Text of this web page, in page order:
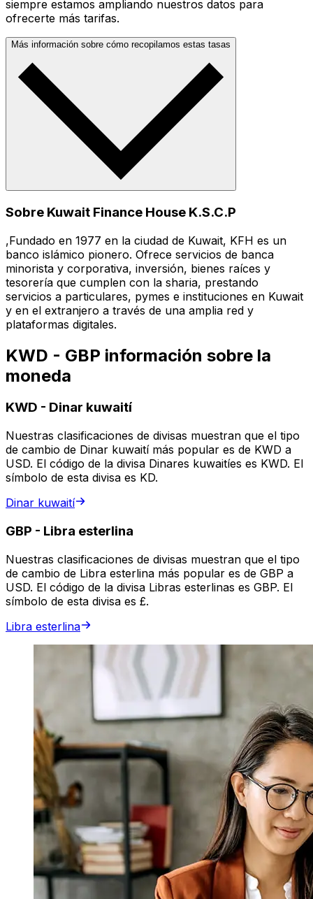
siempre estamos ampliando nuestros datos para
ofrecerte más tarifas.
Más información sobre cómo recopilamos estas tasas
Sobre Kuwait Finance House K.S.C.P
,Fundado en 1977 en la ciudad de Kuwait, KFH es un
banco islámico pionero. Ofrece servicios de banca
minorista y corporativa, inversión, bienes raíces y
tesorería que cumplen con la sharia, prestando
servicios a particulares, pymes e instituciones en Kuwait
y en el extranjero a través de una amplia red y
plataformas digitales.
KWD - GBP información sobre la
moneda
KWD - Dinar kuwaití
Nuestras clasificaciones de divisas muestran que el tipo
de cambio de Dinar kuwaití más popular es de KWD a
USD. El código de la divisa Dinares kuwaitíes es KWD. El
símbolo de esta divisa es KD.
Dinar kuwaití
GBP - Libra esterlina
Nuestras clasificaciones de divisas muestran que el tipo
de cambio de Libra esterlina más popular es de GBP a
USD. El código de la divisa Libras esterlinas es GBP. El
símbolo de esta divisa es £.
Libra esterlina